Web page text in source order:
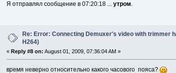
Я отправлял сообщение в 07:20:18 ... утром.
Re: Error: Connecting Demuxer's video with trimmer
H264)
« Reply #8 on: August 01, 2009, 07:36:04 AM »
время неверно относительно какого часового пояса?